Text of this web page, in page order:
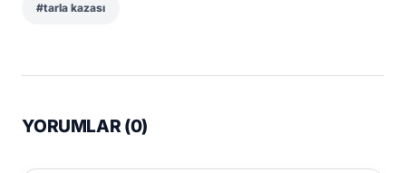
#tarla kazası
YORUMLAR (0)